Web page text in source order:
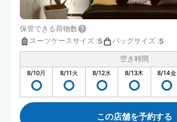
保管できる荷物数
スーツケースサイズ :5 バッグサイズ :5
空き時間
8/10月 8/11火 8/12水 8/13木 8/14金
この店舗を予約する